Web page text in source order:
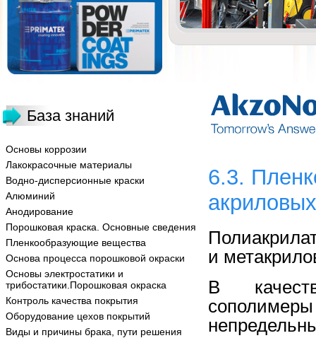
База знаний
Основы коррозии
Лакокрасочные материалы
Водно-дисперсионные краски
Алюминий
Анодирование
Порошковая краска. Основные сведения
Пленкообразующие вещества
Основа процесса порошковой окраски
Основы электростатики и
трибостатики.Порошковая окраска
Контроль качества покрытия
Оборудование цехов покрытий
Виды и причины брака, пути решения
6.3.
и
В